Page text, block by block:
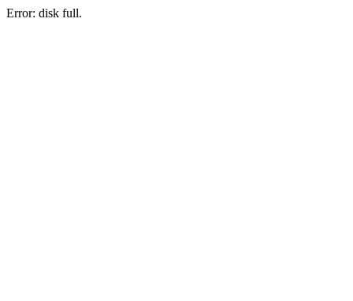
Error: disk full.